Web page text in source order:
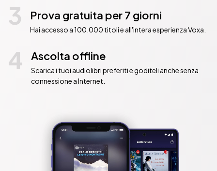
3 Prova gratuita per 7 giorni
Hai accesso a 100.000 titoli e all'intera esperienza Voxa.
4 Ascolta offline
Scarica i tuoi audiolibri preferiti e goditeli anche senza
connessione a Internet.